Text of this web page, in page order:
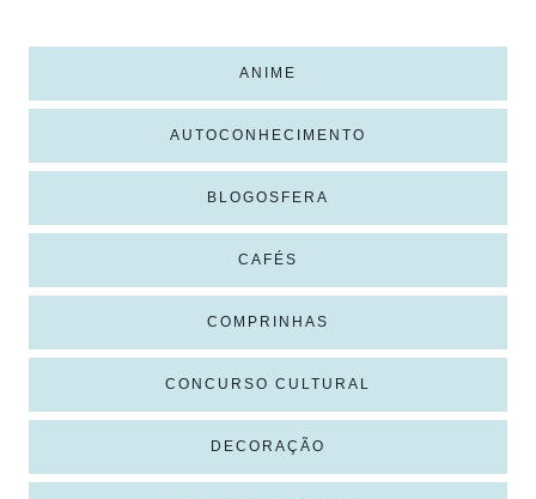
ANIME
AUTOCONHECIMENTO
BLOGOSFERA
CAFÉS
COMPRINHAS
CONCURSO CULTURAL
DECORAÇÃO